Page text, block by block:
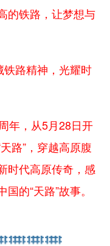
的铁路，让梦想与
路精神，光耀时
，从5月28日开
路”，穿越高原腹
时代高原传奇，感
的“天路”故事。